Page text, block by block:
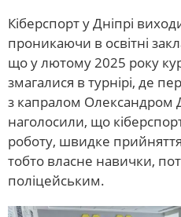
Кіберспорт у Дніпрі
проникаючи в освітні
що у лютому 2025 року
змагалися в турнірі, де
з капралом Олександром
наголосили, що
роботу, швидке прийняття
тобто власне навички,
поліцейським.